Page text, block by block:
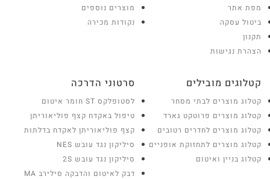
מפת אתר
ביטול עסקה
תקנון
הצהרת נגישות
מוצרים נוספים
נקודות מכירה
קטלוגים מובילים
קטלוג מוצרים לבתי מסחר
קטלוג מוצרים פרוטקט גארד
קטלוג מוצרים לחדרים רטובים
קטלוג מוצרים לתחזוקת אופניים
קטלוג בניין ואיטום
סרטוני הדרכה
לסטופלקס ST חומר איטום
טיפול באקדח קצף פוליאוריתן
קצף פוליאוריתן לאקדח בדלתות
סיליקון נגד עובש NES
סיליקון נגד עובש 2S
דבק לאיטום והדבקה סילירב MA